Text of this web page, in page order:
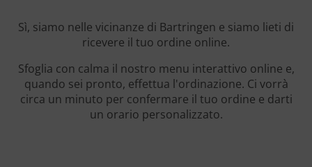
Sì, siamo nelle vicinanze di Bartringen e siamo lieti di
ricevere il tuo ordine online.
Sfoglia con calma il nostro menu interattivo online e,
quando sei pronto, effettua l'ordinazione. Ci vorrà
circa un minuto per confermare il tuo ordine e darti
un orario personalizzato.